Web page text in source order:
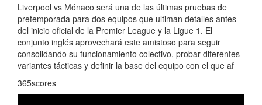
Liverpool vs Mónaco será una de las últimas pruebas de
pretemporada para dos equipos que ultiman detalles antes
del inicio oficial de la Premier League y la Ligue 1. El
conjunto inglés aprovechará este amistoso para seguir
consolidando su funcionamiento colectivo, probar diferentes
variantes tácticas y definir la base del equipo con el que af
365scores